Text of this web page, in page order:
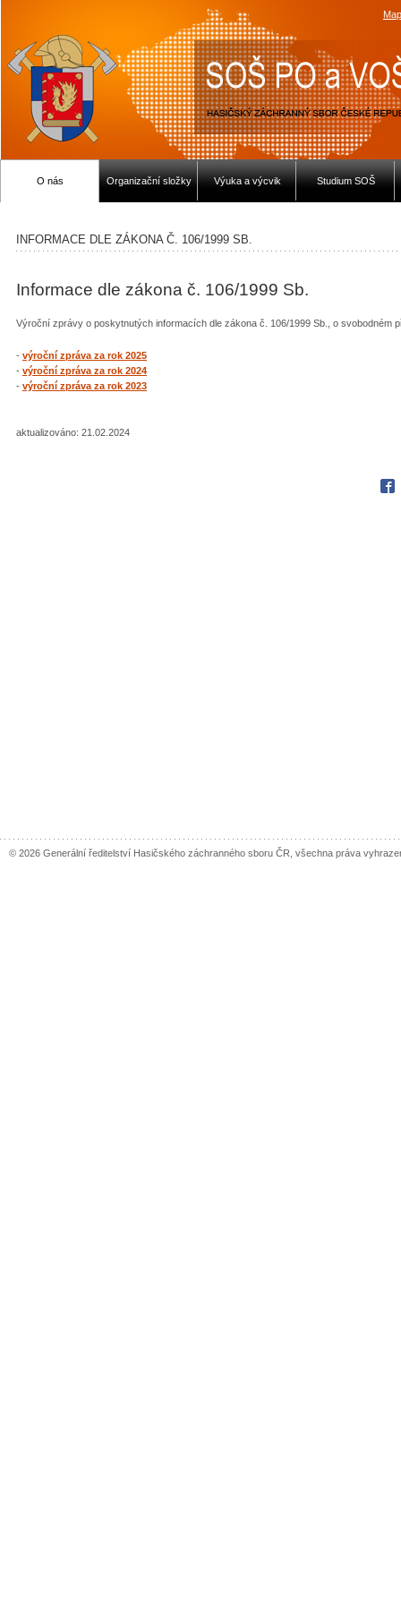
O nás Organizační složky Výuka a výcvik Studium SOŠ
INFORMACE DLE ZÁKONA Č. 106/1999 SB.
Informace dle zákona č. 106/1999 Sb.
Výroční zprávy o poskytnutých informacích dle zákona č. 106/1999 Sb., o svobodném
- výroční zpráva za rok 2025
- výroční zpráva za rok 2024
- výroční zpráva za rok 2023
aktualizováno: 21.02.2024
© 2026 Generální ředitelství Hasičského záchranného sboru ČR, všechna práva